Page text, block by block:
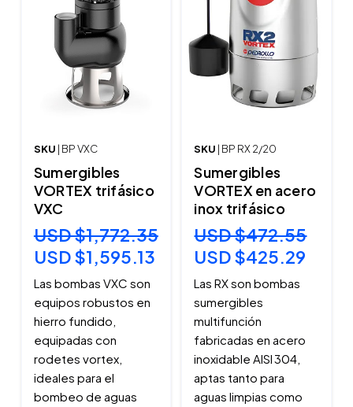
SKU | BP VXC
Sumergibles
VORTEX trifásico
VXC
USD $1,772.35
USD $1,595.13
Las bombas VXC son
equipos robustos en
hierro fundido,
equipadas con
rodetes vortex,
ideales para el
bombeo de aguas
SKU | BP RX 2/20
Sumergibles
VORTEX en acero
inox trifásico
USD $472.55
USD $425.29
Las RX son bombas
sumergibles
multifunción
fabricadas en acero
inoxidable AISI 304,
aptas tanto para
aguas limpias como